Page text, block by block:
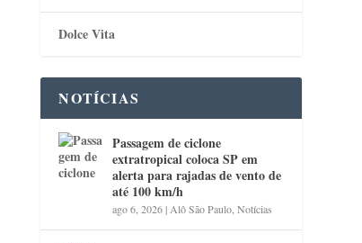
Dolce Vita
NOTÍCIAS
Passagem de ciclone
extratropical coloca SP em
alerta para rajadas de vento de
até 100 km/h
ago 6, 2026| Alô São Paulo ,Notícias